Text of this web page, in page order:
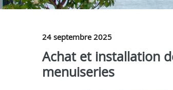
24 septembre 2025
Achat et installation
menuiseries